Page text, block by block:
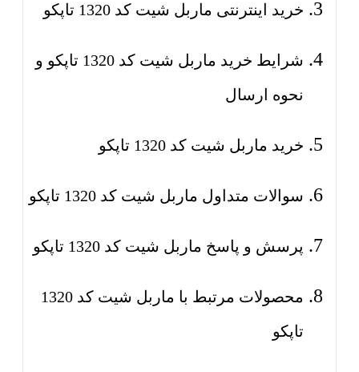
خرید اینترنتی ماربل شیت کد 1320 تاپکو
شرایط خرید ماربل شیت کد 1320 تاپکو و
نحوه ارسال
خرید ماربل شیت کد 1320 تاپکو
سوالات متداول ماربل شیت کد 1320 تاپکو
پرسش و پاسخ ماربل شیت کد 1320 تاپکو
محصولات مرتبط با ماربل شیت کد 1320
تاپکو